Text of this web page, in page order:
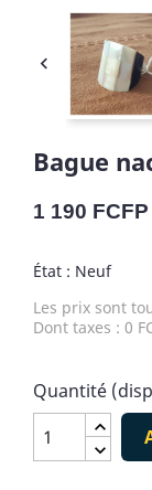

Bague
1 190 FCFP
État : Neuf
Les prix sont
Dont taxes : 0
Quantité